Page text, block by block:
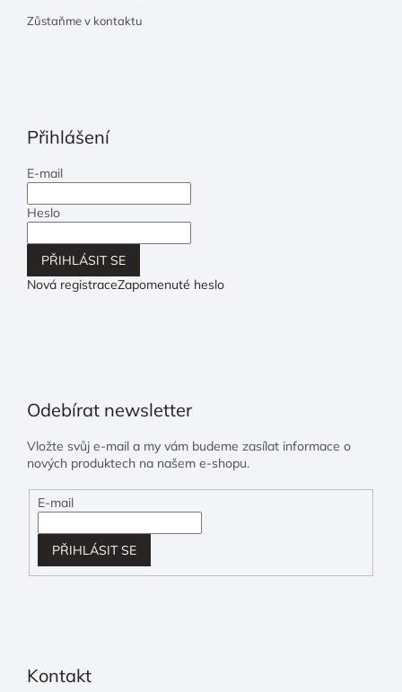
Zůstaňme v kontaktu
Přihlášení
E-mail
Heslo
PŘIHLÁSIT SE
Nová registraceZapomenuté heslo
Odebírat newsletter
Vložte svůj e-mail a my vám budeme zasílat informace o
nových produktech na našem e-shopu.
E-mail
PŘIHLÁSIT SE
Kontakt